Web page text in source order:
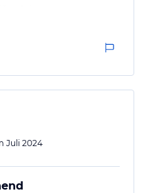
dazugehörige Karte,
hinreichend
Insgesamt
nicht mehr und
Juli 2024